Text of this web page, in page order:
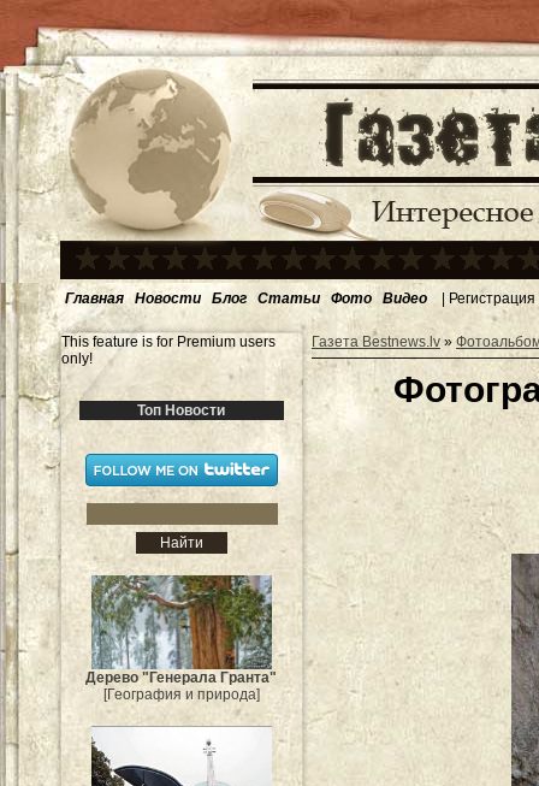
Главная Новости Блог Статьи Фото Видео | Регистрация
This feature is for Premium users
only!
Топ Новости
Дерево "Генерала Гранта"
[География и природа]
Газета Bestnews.lv»